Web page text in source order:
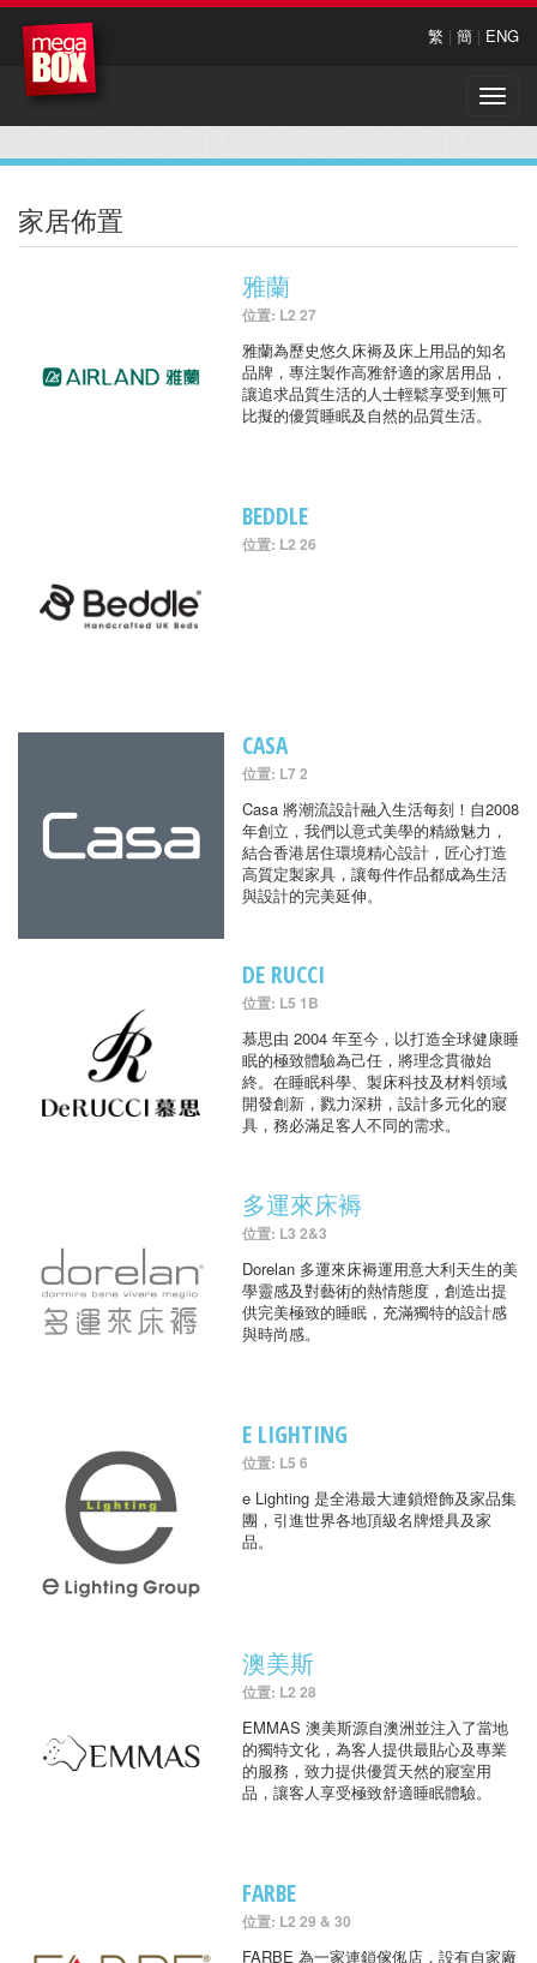
繁 | 簡 | ENG
Toggle
家居佈置
雅蘭
位置: L2 27
雅蘭為歷史悠久床褥及床上用品的知名
品牌，專注製作高雅舒適的家居用品，
讓追求品質生活的人士輕鬆享受到無可
比擬的優質睡眠及自然的品質生活。
BEDDLE
位置: L2 26
CASA
位置: L7 2
Casa 將潮流設計融入生活每刻！自2008
年創立，我們以意式美學的精緻魅力，
結合香港居住環境精心設計，匠心打造
高質定製家具，讓每件作品都成為生活
與設計的完美延伸。
DE RUCCI
位置: L5 1B
慕思由 2004 年至今，以打造全球健康睡
眠的極致體驗為己任，將理念貫徹始
終。在睡眠科學、製床科技及材料領域
開發創新，戮力深耕，設計多元化的寢
具，務必滿足客人不同的需求。
多運來床褥
位置: L3 2&3
Dorelan 多運來床褥運用意大利天生的美
學靈感及對藝術的熱情態度，創造出提
供完美極致的睡眠，充滿獨特的設計感
與時尚感。
E LIGHTING
位置: L5 6
e Lighting 是全港最大連鎖燈飾及家品集
團，引進世界各地頂級名牌燈具及家
品。
澳美斯
位置: L2 28
EMMAS 澳美斯源自澳洲並注入了當地
的獨特文化，為客人提供最貼心及專業
的服務，致力提供優質天然的寢室用
品，讓客人享受極致舒適睡眠體驗。
FARBE
位置: L2 29 & 30
FARBE 為一家連鎖傢俬店，設有自家廠